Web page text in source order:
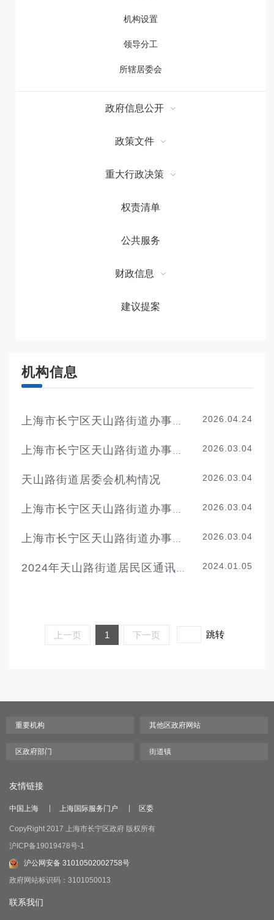
机构设置
领导分工
所辖居委会
政府信息公开
政策文件
重大行政决策
权责清单
公共服务
财政信息
建议提案
机构信息
2026.04.24
2026.03.04
天山路街道居委会机构情况 2026.03.04
2026.03.04
2026.03.04
2024.01.05
上一页 1 下一页 跳转
友情链接
中国上海 上海国际服务门户 区委
CopyRight 2017 上海市长宁区政府 版权所有
沪ICP备19019478号-1
沪公网安备 31010502002758号
政府网站标识码：3101050013
联系我们